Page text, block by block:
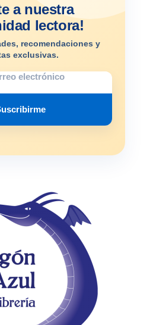
a nuestra
lectora!
recomendaciones y
exclusivas.